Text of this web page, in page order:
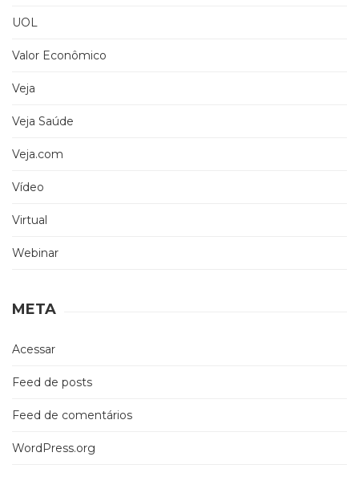
UOL
Valor Econômico
Veja
Veja Saúde
Veja.com
Vídeo
Virtual
Webinar
META
Acessar
Feed de posts
Feed de comentários
WordPress.org